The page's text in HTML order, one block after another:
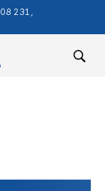
231,